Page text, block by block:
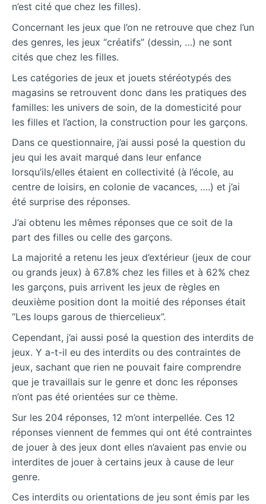
n’est cité que chez les filles).
Concernant les jeux que l’on ne retrouve que chez l’un
des genres, les jeux “créatifs” (dessin, …) ne sont
cités que chez les filles.
Les catégories de jeux et jouets stéréotypés des
magasins se retrouvent donc dans les pratiques des
familles: les univers de soin, de la domesticité pour
les filles et l’action, la construction pour les garçons.
Dans ce questionnaire, j’ai aussi posé la question du
jeu qui les avait marqué dans leur enfance
lorsqu’ils/elles étaient en collectivité (à l’école, au
centre de loisirs, en colonie de vacances, ….) et j’ai
été surprise des réponses.
J’ai obtenu les mêmes réponses que ce soit de la
part des filles ou celle des garçons.
La majorité a retenu les jeux d’extérieur (jeux de cour
ou grands jeux) à 67.8% chez les filles et à 62% chez
les garçons, puis arrivent les jeux de règles en
deuxième position dont la moitié des réponses était
“Les loups garous de thiercelieux”.
Cependant, j’ai aussi posé la question des interdits de
jeux. Y a-t-il eu des interdits ou des contraintes de
jeux, sachant que rien ne pouvait faire comprendre
que je travaillais sur le genre et donc les réponses
n’ont pas été orientées sur ce thème.
Sur les 204 réponses, 12 m’ont interpellée. Ces 12
réponses viennent de femmes qui ont été contraintes
de jouer à des jeux dont elles n’avaient pas envie ou
interdites de jouer à certains jeux à cause de leur
genre.
Ces interdits ou orientations de jeu sont émis par les